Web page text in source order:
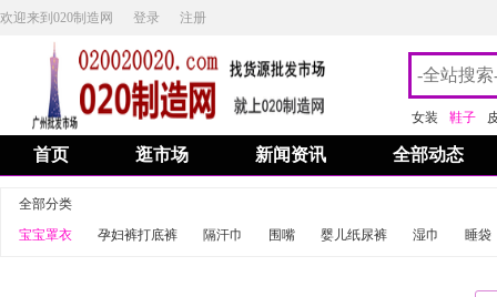
欢迎来到020制造网 登录 注册
女装 鞋子
首页 逛市场 新闻资讯 全部动态
全部分类
宝宝罩衣
孕妇裤打底裤 隔汗巾 围嘴 婴儿纸尿裤 湿巾 睡袋